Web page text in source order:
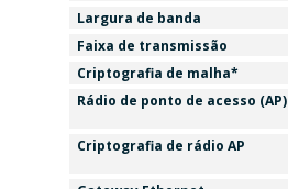
Largura de banda
Faixa de transmissão
Criptografia de malha*
Rádio de ponto de acesso (AP)
Criptografia de rádio AP